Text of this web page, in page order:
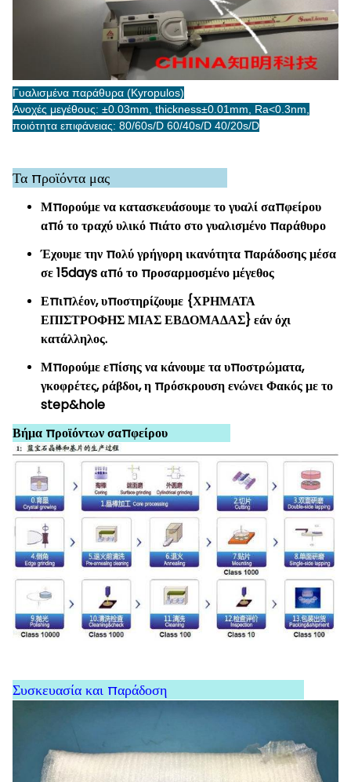
Γυαλισμένα παράθυρα (Kyropulos)
Ανοχές μεγέθους: ±0.03mm, thickness±0.01mm, Ra<0.3nm,
ποιότητα επιφάνειας: 80/60s/D 60/40s/D 40/20s/D
Τα προϊόντα μας
Μπορούμε να κατασκευάσουμε το γυαλί σαπφείρου
από το τραχύ υλικό πιάτο στο γυαλισμένο παράθυρο
Έχουμε την πολύ γρήγορη ικανότητα παράδοσης μέσα
σε 15days από το προσαρμοσμένο μέγεθος
Επιπλέον, υποστηρίζουμε {ΧΡΗΜΑΤΑ
ΕΠΙΣΤΡΟΦΗΣ ΜΙΑΣ ΕΒΔΟΜΑΔΑΣ} εάν όχι
κατάλληλος.
Μπορούμε επίσης να κάνουμε τα υποστρώματα,
γκοφρέτες, ράβδοι, η πρόσκρουση ενώνει Φακός με το
step&hole
Βήμα προϊόντων σαπφείρου
Συσκευασία και παράδοση